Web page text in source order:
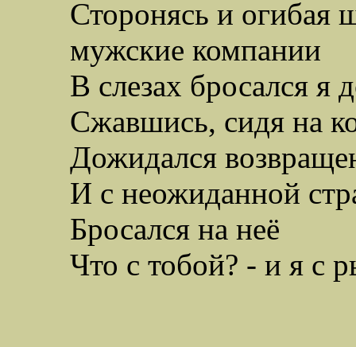
Сторонясь и
мужские компании
В слезах бросался я
Сжавшись, сидя на
Дожидался
И с неожиданной
Бросался на неё
Что с тобой? - и я с